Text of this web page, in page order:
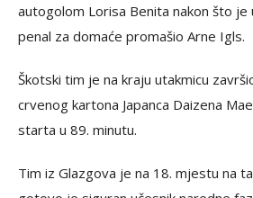
autogolom Lorisa Benita nakon što je
penal za domaće promašio Arne Igls.
Škotski tim je na kraju utakmicu
crvenog kartona Japanca Daizena
starta u 89. minutu.
Tim iz Glazgova je na 18. mjestu na